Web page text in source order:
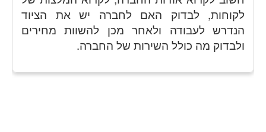
לקוחות, לבדוק האם לחברה יש את הציוד
הנדרש לעבודה ולאחר מכן להשוות מחירים
ולבדוק מה כולל השירות של החברה.